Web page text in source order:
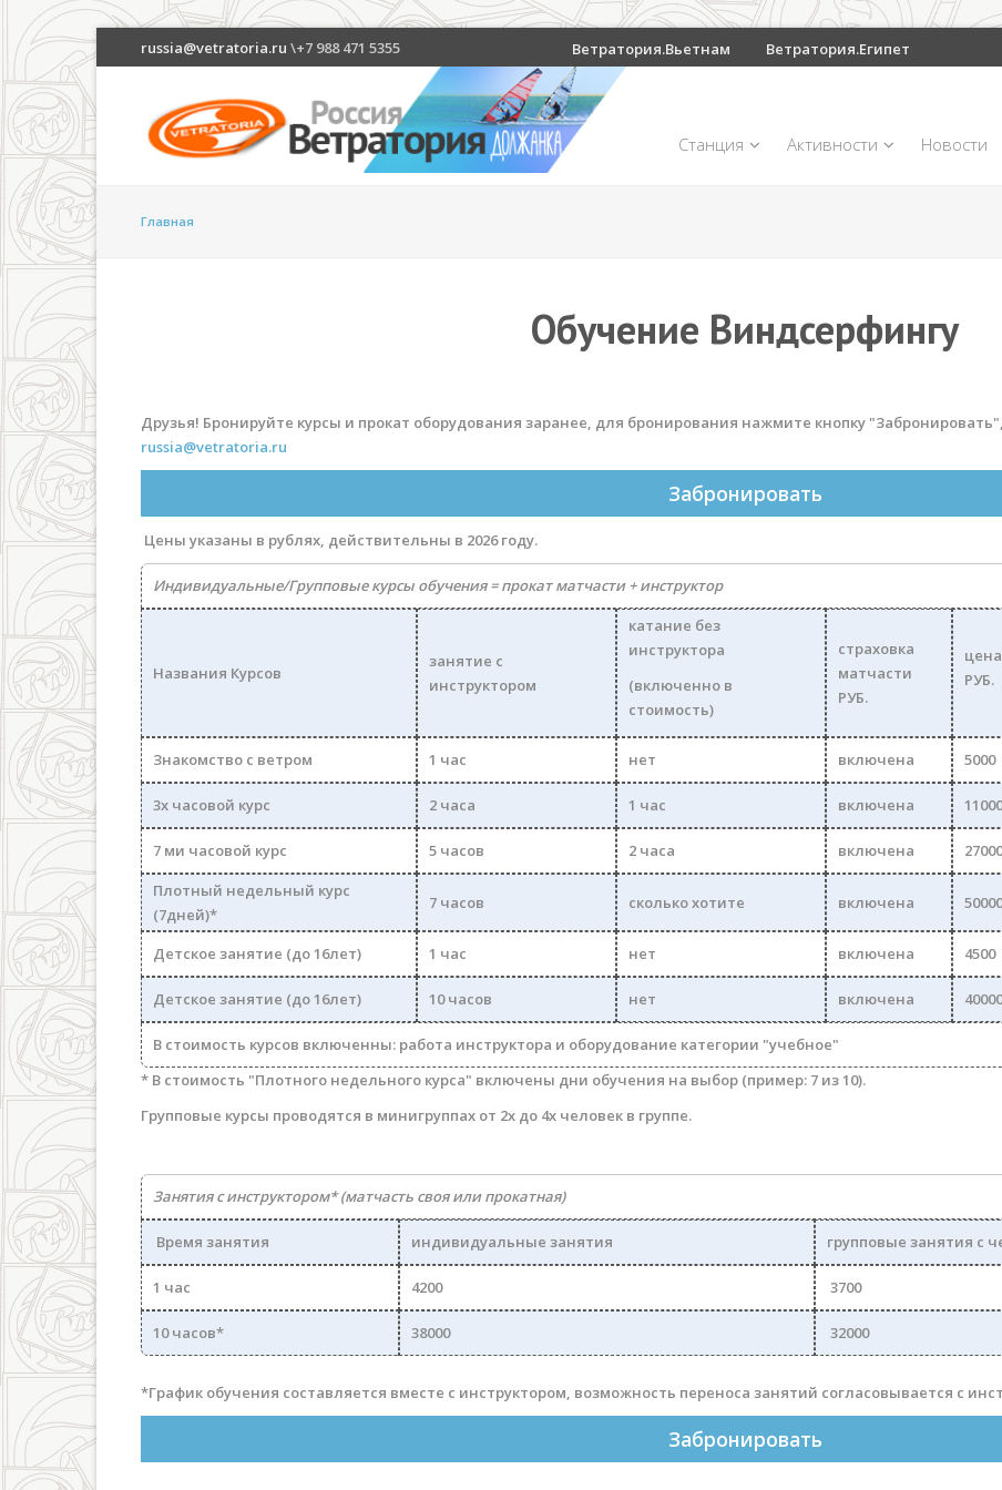
russia@vetratoria.ru \+7 988 471 5355 Ветратория.Вьетнам Ветратория.Египет
Станция Активности Новости
Главная
Обучение Виндсерфингу
Друзья! Бронируйте курсы и прокат оборудования заранее, для бронирования нажмите кнопку
russia@vetratoria.ru
Забронировать
Цены указаны в рублях, действительны в 2026 году.
Индивидуальные/Групповые курсы обучения = прокат матчасти + инструктор
Названия Курсов
занятие с
инструктором
катание без
инструктора
(включенно в
стоимость)
страховка
матчасти
РУБ.
РУБ.
Знакомство с ветром 1 час нет включена 5000
3х часовой курс 2 часа 1 час включена 11000
7 ми часовой курс 5 часов 2 часа включена 27000
Плотный недельный курс
(7дней)*
7 часов сколько хотите включена 50000
Детское занятие (до 16лет) 1 час нет включена 4500
Детское занятие (до 16лет) 10 часов нет включена 40000
В стоимость курсов включенны: работа инструктора и оборудование категории "учебное"
* В стоимость "Плотного недельного курса" включены дни обучения на выбор (пример: 7 из 10).
Групповые курсы проводятся в минигруппах от 2х до 4х человек в группе.
Занятия с инструктором* (матчасть своя или прокатная)
Время занятия индивидуальные занятия групповые занятия с
1 час 4200 3700
10 часов* 38000 32000
*График обучения составляется вместе с инструктором, возможность переноса занятий согласовывается с
Забронировать